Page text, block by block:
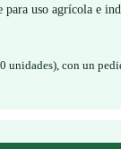
para uso agrícola e
unidades), con un